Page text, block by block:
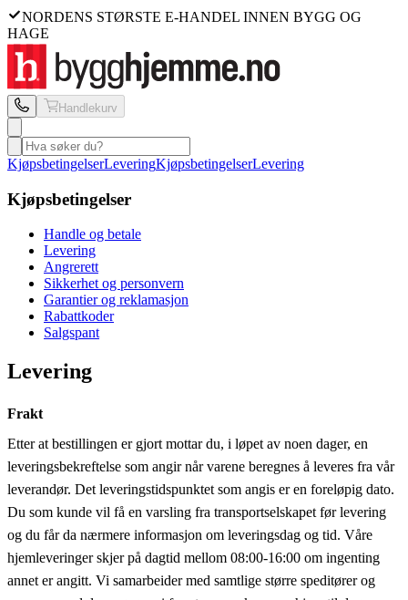
NORDENS STØRSTE E-HANDEL INNEN BYGG OG
HAGE
Handlekurv
KjøpsbetingelserLeveringKjøpsbetingelserLevering
Kjøpsbetingelser
Handle og betale
Levering
Angrerett
Sikkerhet og personvern
Garantier og reklamasjon
Rabattkoder
Salgspant
Levering
Frakt
Etter at bestillingen er gjort mottar du, i løpet av noen dager, en
leveringsbekreftelse som angir når varene beregnes å leveres fra vår
leverandør. Det leveringstidspunktet som angis er en foreløpig dato.
Du som kunde vil få en varsling fra transportselskapet før levering
og du får da nærmere informasjon om leveringsdag og tid. Våre
hjemleveringer skjer på dagtid mellom 08:00-16:00 om ingenting
annet er angitt. Vi samarbeider med samtlige større speditører og